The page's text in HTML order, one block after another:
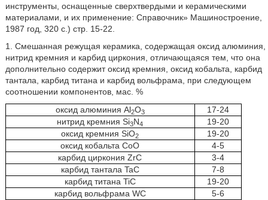
инструменты, оснащенные сверхтвердыми и керамическими
материалами, и их применение: Справочник» Машиностроение,
1987 год, 320 с.) стр. 15-22.
1. Смешанная режущая керамика, содержащая оксид алюминия,
нитрид кремния и карбид циркония, отличающаяся тем, что она
дополнительно содержит оксид кремния, оксид кобальта, карбид
тантала, карбид титана и карбид вольфрама, при следующем
соотношении компонентов, мас. %
оксид алюминия Аl2O3
17-24
нитрид кремния Si3N4
19-20
оксид кремния SiО2
19-20
оксид кобальта СоО
4-5
карбид циркония ZrC
3-4
карбид тантала TaC
7-8
карбид титана TiC
19-20
карбид вольфрама WC
5-6